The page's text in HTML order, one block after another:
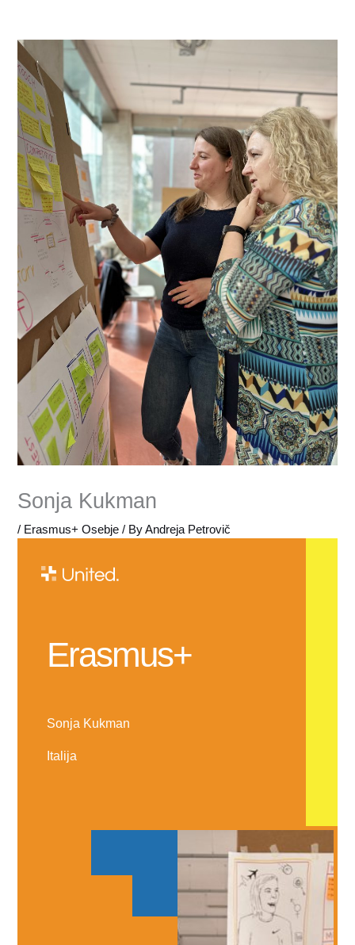
Sonja Kukman
/ Erasmus+ Osebje / ByAndreja Petrovič
Erasmus+
Sonja Kukman
Italija